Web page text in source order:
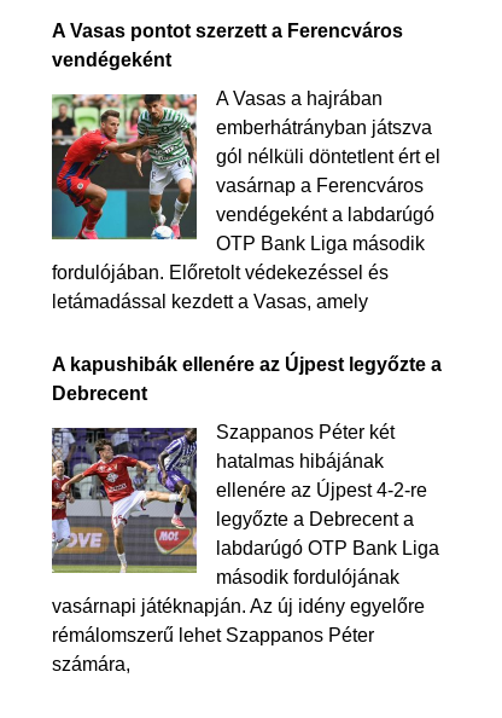
A Vasas pontot szerzett a Ferencváros
vendégeként
A Vasas a hajrában
emberhátrányban játszva
gól nélküli döntetlent ért el
vasárnap a Ferencváros
vendégeként a labdarúgó
OTP Bank Liga második
fordulójában. Előretolt védekezéssel és
letámadással kezdett a Vasas, amely
A kapushibák ellenére az Újpest legyőzte a
Debrecent
Szappanos Péter két
hatalmas hibájának
ellenére az Újpest 4-2-re
legyőzte a Debrecent a
labdarúgó OTP Bank Liga
második fordulójának
vasárnapi játéknapján. Az új idény egyelőre
rémálomszerű lehet Szappanos Péter
számára,